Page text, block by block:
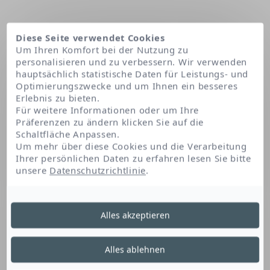
Startseite Ascorbyl glucoside
Ascorbyl Glucoside
Dieses Vitamin-C-Derivat hellt auf. Es wird
verwendet, um die Intensität von dunklen
Diese Seite verwendet Cookies
Um Ihren Komfort bei der Nutzung zu
personalisieren und zu verbessern. Wir verwenden
hauptsächlich statistische Daten für Leistungs- und
Optimierungszwecke und um Ihnen ein besseres
Erlebnis zu bieten.
Für weitere Informationen oder um Ihre
Präferenzen zu ändern klicken Sie auf die
Schaltfläche Anpassen.
Um mehr über diese Cookies und die Verarbeitung
Ihrer persönlichen Daten zu erfahren lesen Sie bitte
unsere Datenschutzrichtlinie.
Alles ablehnen
Alles akzeptieren